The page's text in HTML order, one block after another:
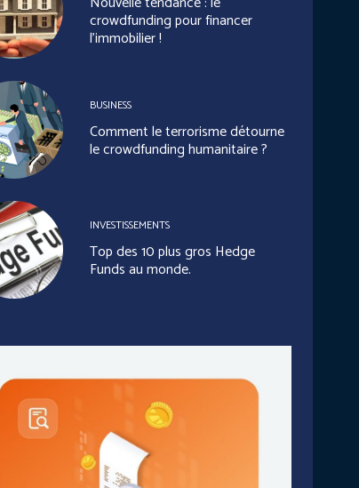
crowdfunding pour financer
l’immobilier !
BUSINESS
Comment le terrorisme détourne
le crowdfunding humanitaire ?
INVESTISSEMENTS
Top des 10 plus gros Hedge
Funds au monde.